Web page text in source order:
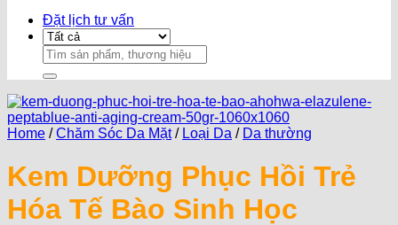
Đặt lịch tư vấn
Search
for:
Home / Chăm Sóc Da Mặt / Loại Da / Da thường
Kem Dưỡng Phục Hồi Trẻ
Hóa Tế Bào Sinh Học